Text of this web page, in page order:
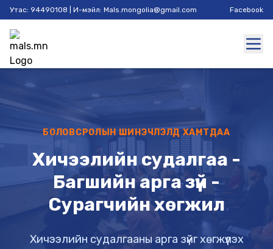
Утас: 94490108 | И-мэйл: Mals.mongolia@gmail.com Facebook
БОЛОВСРОЛЫН ШИНЭЧЛЭЛД ХАМТДАА
Хичээлийн судалгаа -
Багшийн арга зүй -
Сурагчийн хөгжил
Хичээлийн судалгааны арга зүйг хөгжүүлэх